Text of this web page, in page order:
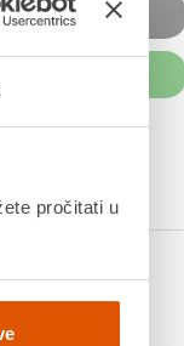
pročitati u